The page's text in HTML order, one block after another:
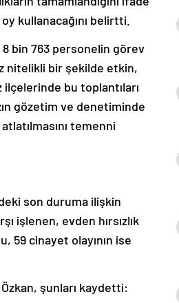
kullanacağını belirtti.
bin 763 personelin görev
nitelikli bir şekilde etkin,
bu toplantıları
gözetim ve denetiminde
temenni
son duruma ilişkin
işlenen, evden hırsızlık
59 cinayet olayının ise
şunları kaydetti: